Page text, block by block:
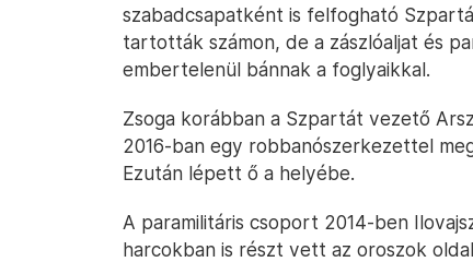
szabadcsapatként is felfogható
tartották számon, de a zászlóaljat és
embertelenül bánnak a foglyaikkal.
Zsoga korábban a Szpartát vezető
2016-ban egy robbanószerkezettel
Ezután lépett ő a helyébe.
A paramilitáris csoport 2014-ben
harcokban is részt vett az oroszok